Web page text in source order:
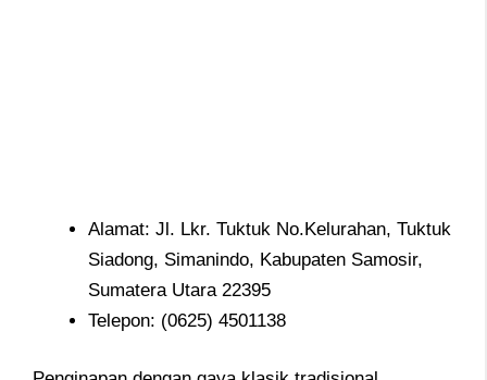
Alamat: Jl. Lkr. Tuktuk No.Kelurahan, Tuktuk
Siadong, Simanindo, Kabupaten Samosir,
Sumatera Utara 22395
Telepon: (0625) 4501138